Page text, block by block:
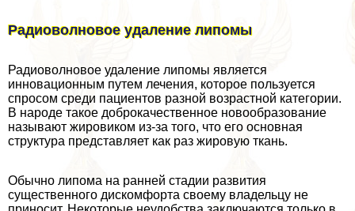
Радиоволновое удаление липомы
Радиоволновое удаление липомы является
инновационным путем лечения, которое пользуется
спросом среди пациентов разной возрастной категории.
В народе такое доброкачественное новообразование
называют жировиком из-за того, что его основная
структура представляет как раз жировую ткань.
Обычно липома на ранней стадии развития
существенного дискомфорта своему владельцу не